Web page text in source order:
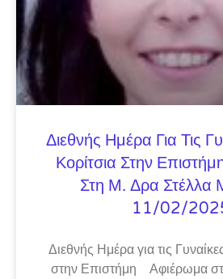
Διεθνής Ημέρα Για Τις
Κορίτσια Στην
Στη Μ. Δρα Στέλλα
11/02/
Διεθνής Ημέρα για τις
στην Επιστήμη Αφιέρωμα